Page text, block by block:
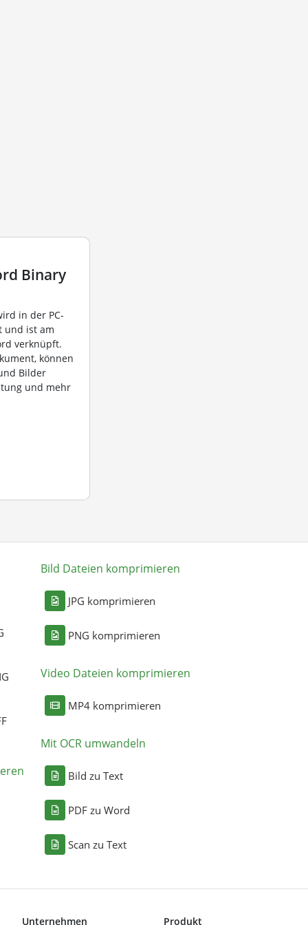
Binary
in der PC-
und ist am
verknüpft.
können
Bilder
und mehr
Bild Dateien komprimieren
JPG komprimieren
PNG komprimieren
Video Dateien komprimieren
MP4 komprimieren
Mit OCR umwandeln
Bild zu Text
PDF zu Word
Scan zu Text
Unternehmen Produkt